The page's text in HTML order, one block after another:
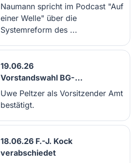
Naumann spricht im Podcast "Auf
einer Welle" über die
Systemreform des ...
19.06.26
Vorstandswahl BG-
Verband
Uwe Peltzer als Vorsitzender Amt
bestätigt.
18.06.26 F.-J. Kock
verabschiedet